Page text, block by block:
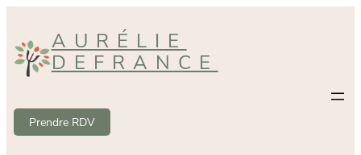
contenu
AURÉLIE
DEFRANCE
Prendre RDV